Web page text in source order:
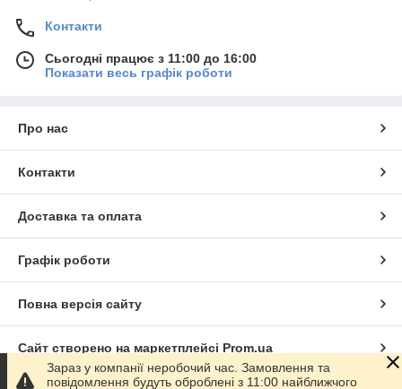
Контакти
Сьогодні працює з 11:00 до 16:00
Показати весь графік роботи
Про нас
Контакти
Доставка та оплата
Графік роботи
Повна версія сайту
Сайт створено на маркетплейсі Prom.ua
Зараз у компанії неробочий час. Замовлення та
повідомлення будуть оброблені з 11:00 найближчого